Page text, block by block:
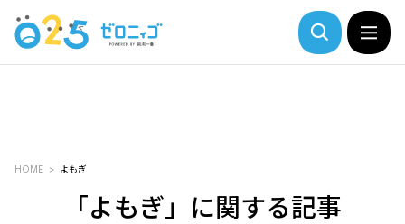
HOME よもぎ
「よもぎ」に関する記事